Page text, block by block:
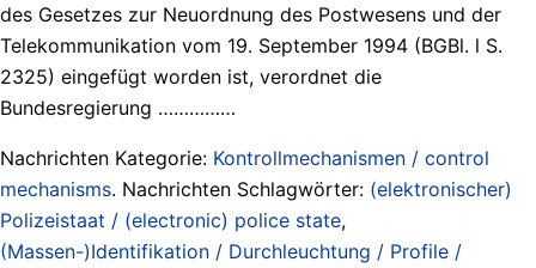
des Gesetzes zur Neuordnung des Postwesens und der
Telekommunikation vom 19. September 1994 (BGBl. l S.
2325) eingefügt worden ist, verordnet die
Bundesregierung ……………
Nachrichten Kategorie: Kontrollmechanismen / control
mechanisms. Nachrichten Schlagwörter: (elektronischer)
Polizeistaat / (electronic) police state,
(Massen-)Identifikation / Durchleuchtung / Profile /